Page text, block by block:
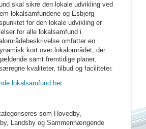
skal sikre den lokale udvikling ved
lokalsamfundene og Esbjerg
for den lokale udvikling er
for alle lokalsamfund i
omfatter en
kort over lokalområdet, der
samt fremtidige planer,
kvaliteter, tilbud og faciliteter.
lokalsamfund her
som Hovedby,
Landsby og Sammenhængende